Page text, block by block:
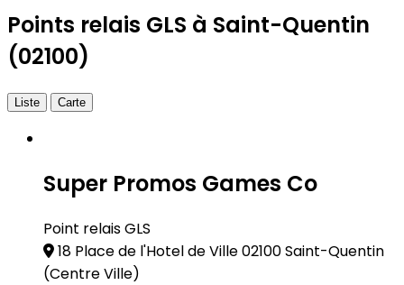
Points relais GLS à Saint-Quentin
(02100)
Liste Carte
Super Promos Games Co
Point relais GLS
18 Place de l'Hotel de Ville 02100 Saint-Quentin
(Centre Ville)